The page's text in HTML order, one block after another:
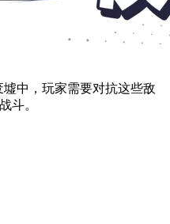
中，玩家需要对抗这些敌
斗。